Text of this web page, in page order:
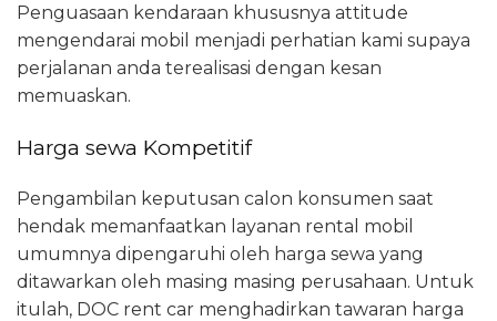
Penguasaan kendaraan khususnya attitude
mengendarai mobil menjadi perhatian kami supaya
perjalanan anda terealisasi dengan kesan
memuaskan.
Harga sewa Kompetitif
Pengambilan keputusan calon konsumen saat
hendak memanfaatkan layanan rental mobil
umumnya dipengaruhi oleh harga sewa yang
ditawarkan oleh masing masing perusahaan. Untuk
itulah, DOC rent car menghadirkan tawaran harga